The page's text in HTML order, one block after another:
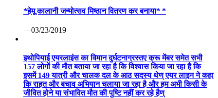
*हेमू कालानी जन्मोत्सव मिष्ठान वितरण कर बनाया* *
—03/23/2019
इथोपियाई एयरलाइंस का विमान दुर्घटनाग्रस्तए क्रू मेंबर समेत सभी
157 लोगों की मौत बताया जा रहा है कि विश्वास किया जा रहा है कि
इसमें 149 यात्री और चालक दल के आठ सदस्य थेण् एयर लाइन ने कहा
कि राहत और बचाव अभियान चलाया जा रहा है और हम अभी किसी के
जीवित होने या संभावित मौत की पुष्टि नहीं कर रहे हैण्